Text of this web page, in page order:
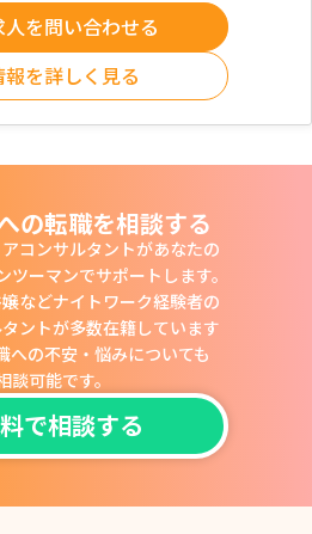
を問い合わせる
を詳しく見る
の転職を相談する
コンサルタントがあなたの
ーマンでサポートします。
などナイトワーク経験者の
ントが多数在籍しています
への不安・悩みについても
談可能です。
で相談する